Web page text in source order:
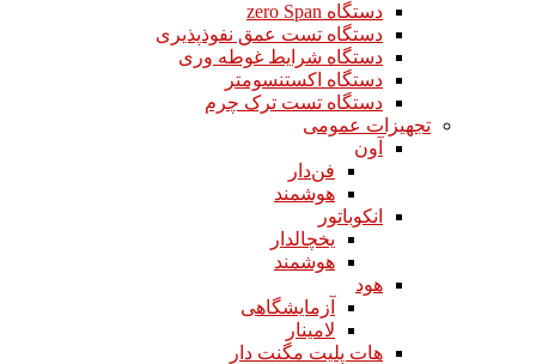
دستگاه zero Span
دستگاه تست عمق نفوذپذیری
دستگاه شرایط غوطه وری
دستگاه اکستنسومتر
دستگاه تست ترک چرم
تجهیزات عمومی
آون
فن‌دار
هوشمند
انکوباتور
یخچالدار
هوشمند
هود
آزمایشگاهی
لامینار​​​​​​​
هات پلیت مگنت دار​​​​​​​